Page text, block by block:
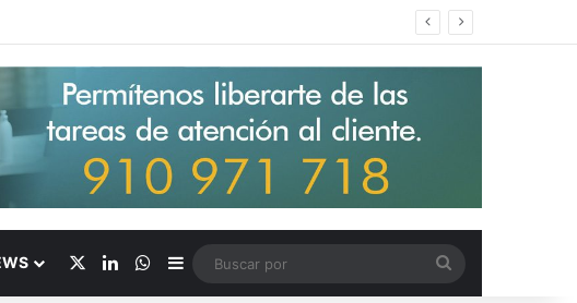
los salarios de entrada un 15%
LinkedInWhatsApp
Barra lateral